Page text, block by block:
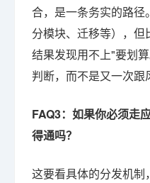
合，是一条务实的路
分模块、迁移等），但
结果发现用不上"要划
判断，而不是又一次跟
FAQ3：如果你必须走
得通吗？
这要看具体的分发机